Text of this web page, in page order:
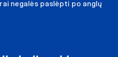
negalės paslėpti po anglų